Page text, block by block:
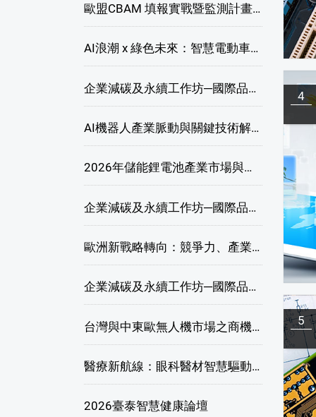
歐盟CBAM 填報實戰暨監測計畫說明會(臺中場)
AI浪潮 x 綠色未來：智慧電動車新商機研討會
企業減碳及永續工作坊─國際品牌綠色供應鏈永續管理與實務演練(臺中場)
AI機器人產業脈動與關鍵技術解析研討會
2026年儲能鋰電池產業市場與技術發展線上研討會
企業減碳及永續工作坊─國際品牌綠色供應鏈永續管理與實務演練(高雄場)
歐洲新戰略轉向：競爭力、產業自主與供應鏈重塑線上研討會
企業減碳及永續工作坊─國際品牌綠色供應鏈永續管理與實務演練(臺北場)
台灣與中東歐無人機市場之商機與挑戰座談會
醫療新航線：眼科醫材智慧驅動，數位醫療落地布局線上研討會
2026臺泰智慧健康論壇
4
5